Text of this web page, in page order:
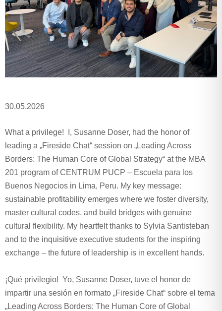
30.05.2026
What a privilege! I, Susanne Doser, had the honor of
leading a „Fireside Chat“ session on „Leading Across
Borders: The Human Core of Global Strategy“ at the MBA
201 program of CENTRUM PUCP – Escuela para los
Buenos Negocios in Lima, Peru. My key message:
sustainable profitability emerges where we foster diversity,
master cultural codes, and build bridges with genuine
cultural flexibility. My heartfelt thanks to Sylvia Santisteban
and to the inquisitive executive students for the inspiring
exchange – the future of leadership is in excellent hands.
¡Qué privilegio! Yo, Susanne Doser, tuve el honor de
impartir una sesión en formato „Fireside Chat“ sobre el tema
„Leading Across Borders: The Human Core of Global